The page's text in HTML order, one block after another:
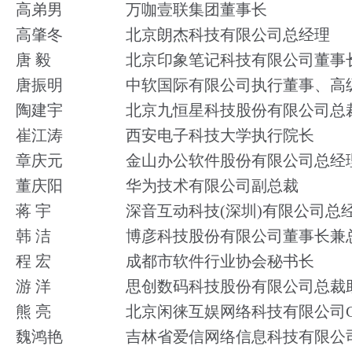
高弟男
万咖壹联集团董事长
高肇冬
北京朗杰科技有限公司总经理
唐 毅
北京印象笔记科技有限公司董事
唐振明
中软国际有限公司执行董事、高
陶建宇
北京九恒星科技股份有限公司总
崔江涛
西安电子科技大学执行院长
章庆元
金山办公软件股份有限公司总经
董庆阳
华为技术有限公司副总裁
蒋 宇
深音互动科技(深圳)有限公司总
韩 洁
博彦科技股份有限公司董事长兼
程 宏
成都市软件行业协会秘书长
游 洋
思创数码科技股份有限公司总裁
熊 亮
北京闲徕互娱网络科技有限公司
魏鸿艳
吉林省爱信网络信息科技有限公